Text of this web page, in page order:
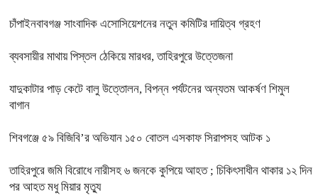
চাঁপাইনবাবগঞ্জ সাংবাদিক এসোসিয়েশনের নতুন কমিটির দায়িত্ব গ্রহণ
ব্যবসায়ীর মাথায় পিস্তল ঠেকিয়ে মারধর, তাহিরপুরে উত্তেজনা
যাদুকাটার পাড় কেটে বালু উত্তোলন, বিপন্ন পর্যটনের অন্যতম আকর্ষণ শিমুল
বাগান
শিবগঞ্জে ৫৯ বিজিবি’র অভিযান ১৫০ বোতল এসকাফ সিরাপসহ আটক ১
তাহিরপুরে জমি বিরোধে নারীসহ ৬ জনকে কুপিয়ে আহত ; চিকিৎসাধীন থাকার ১২ দিন
পর আহত মধু মিয়ার মৃত্যু